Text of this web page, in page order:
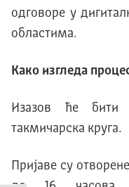
одговоре у
областима.
Како изгледа
Изазов ће бити
такмичарска круга.
Пријаве су